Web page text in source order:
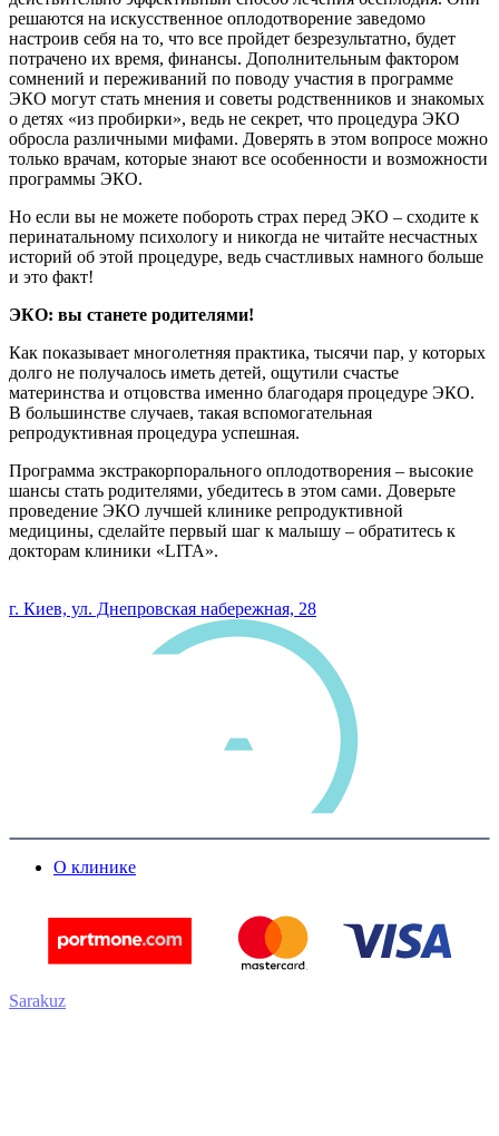
решаются на искусственное оплодотворение заведомо
настроив себя на то, что все пройдет безрезультатно, будет
потрачено их время, финансы. Дополнительным фактором
сомнений и переживаний по поводу участия в программе
ЭКО могут стать мнения и советы родственников и знакомых
о детях «из пробирки», ведь не секрет, что процедура ЭКО
обросла различными мифами. Доверять в этом вопросе можно
только врачам, которые знают все особенности и возможности
программы ЭКО.
Но если вы не можете побороть страх перед ЭКО – сходите к
перинатальному психологу и никогда не читайте несчастных
историй об этой процедуре, ведь счастливых намного больше
и это факт!
ЭКО: вы станете родителями!
Как показывает многолетняя практика, тысячи пар, у которых
долго не получалось иметь детей, ощутили счастье
материнства и отцовства именно благодаря процедуре ЭКО.
В большинстве случаев, такая вспомогательная
репродуктивная процедура успешная.
Программа экстракорпорального оплодотворения – высокие
шансы стать родителями, убедитесь в этом сами. Доверьте
проведение ЭКО лучшей клинике репродуктивной
медицины, сделайте первый шаг к малышу – обратитесь к
докторам клиники «LITA».
г. Киев, ул. Днепровская набережная, 28
О клинике
Sarakuz